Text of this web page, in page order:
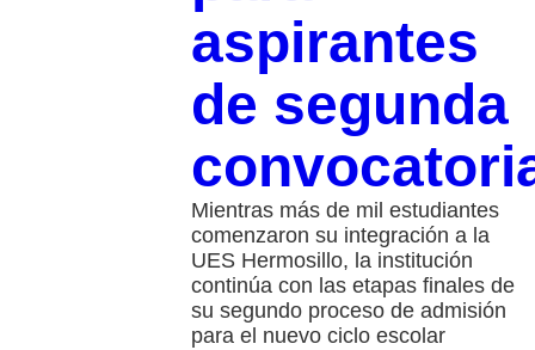
aspirantes
de segunda
Mientras más de mil estudiantes
comenzaron su integración a la
UES Hermosillo, la institución
continúa con las etapas finales de
su segundo proceso de admisión
para el nuevo ciclo escolar